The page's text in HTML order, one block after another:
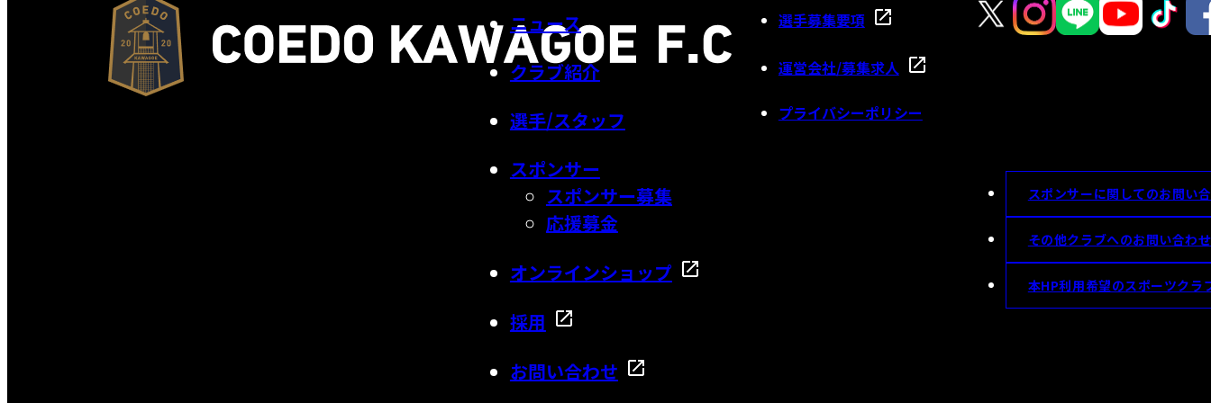
ニュース
クラブ紹介
選手/スタッフ
スポンサー
スポンサー募集
応援募金
オンラインショップ
採用
お問い合わせ
選手募集要項
運営会社/募集求人
プライバシーポリシー
スポンサーに関してのお問い
その他クラブへのお問い合わせ
本HP利用希望のスポーツクラ